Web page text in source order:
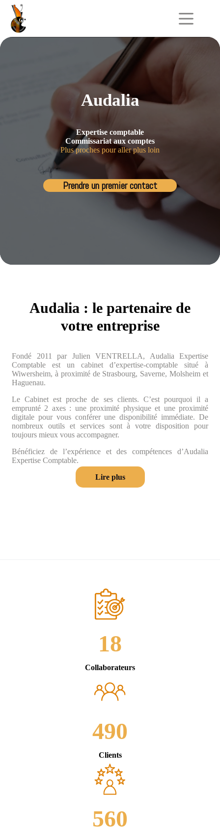
Passer
contenu
Audalia
Expertise comptable
Commissariat aux comptes
Plus proches pour aller plus loin
Prendre un premier contact
Audalia : le partenaire de
votre entreprise
Fondé 2011 par Julien VENTRELLA, Audalia Expertise
Comptable est un cabinet d’expertise-comptable situé à
Wiwersheim, à proximité de Strasbourg, Saverne, Molsheim et
Haguenau.
Le Cabinet est proche de ses clients. C’est pourquoi il a
emprunté 2 axes : une proximité physique et une proximité
digitale pour vous conférer une disponibilité immédiate. De
nombreux outils et services sont à votre disposition pour
toujours mieux vous accompagner.
Bénéficiez de l’expérience et des compétences d’Audalia
Expertise Comptable.
Lire plus
18
Collaborateurs
490
Clients
560